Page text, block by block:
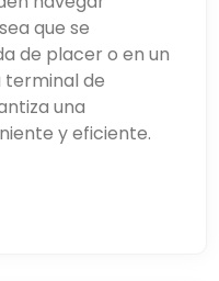
que se
de placer o en un
terminal de
una
y eficiente.